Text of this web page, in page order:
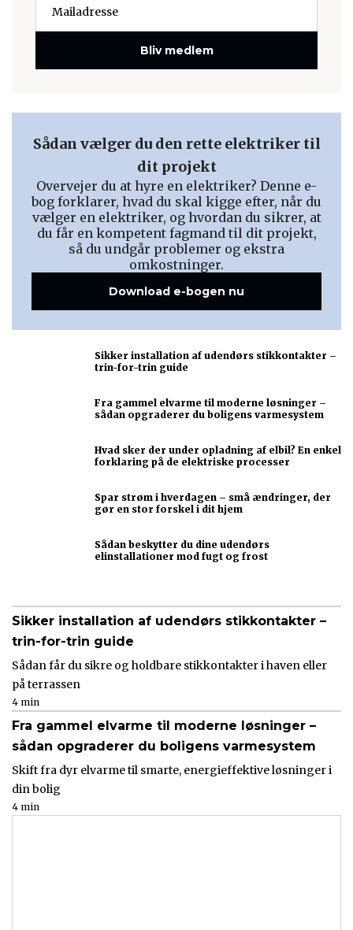
Bliv medlem
Sådan vælger du den rette elektriker til
dit projekt
Overvejer du at hyre en elektriker? Denne e-
bog forklarer, hvad du skal kigge efter, når du
vælger en elektriker, og hvordan du sikrer, at
du får en kompetent fagmand til dit projekt,
så du undgår problemer og ekstra
omkostninger.
Download e-bogen nu
Sikker installation af udendørs stikkontakter –
trin-for-trin guide
Fra gammel elvarme til moderne løsninger –
sådan opgraderer du boligens varmesystem
Hvad sker der under opladning af elbil? En enkel
forklaring på de elektriske processer
Spar strøm i hverdagen – små ændringer, der
gør en stor forskel i dit hjem
Sådan beskytter du dine udendørs
elinstallationer mod fugt og frost
Sikker installation af udendørs stikkontakter –
trin-for-trin guide
Sådan får du sikre og holdbare stikkontakter i haven eller
på terrassen
4 min
Fra gammel elvarme til moderne løsninger –
sådan opgraderer du boligens varmesystem
Skift fra dyr elvarme til smarte, energieffektive løsninger i
din bolig
4 min